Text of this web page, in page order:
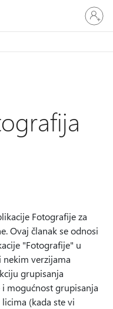
Prijavite
se
na
Fotografije za
Ovaj članak se odnosi
"Fotografije" u
verzijama
grupisanja
mogućnost grupisanja
(kada ste vi